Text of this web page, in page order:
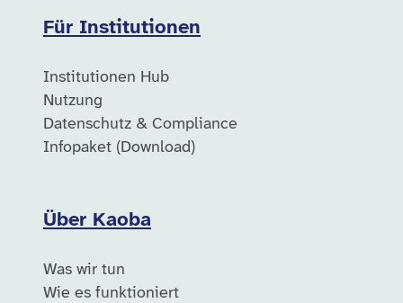
Für Institutionen
Institutionen Hub
Nutzung
Datenschutz & Compliance
Infopaket (Download)
Über Kaoba
Was wir tun
Wie es funktioniert